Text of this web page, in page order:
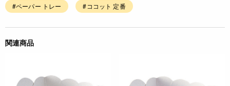
#ペーパー トレー #ココット 定番
関連商品